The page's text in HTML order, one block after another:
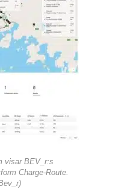
visar BEV_r:s
Charge-Route.